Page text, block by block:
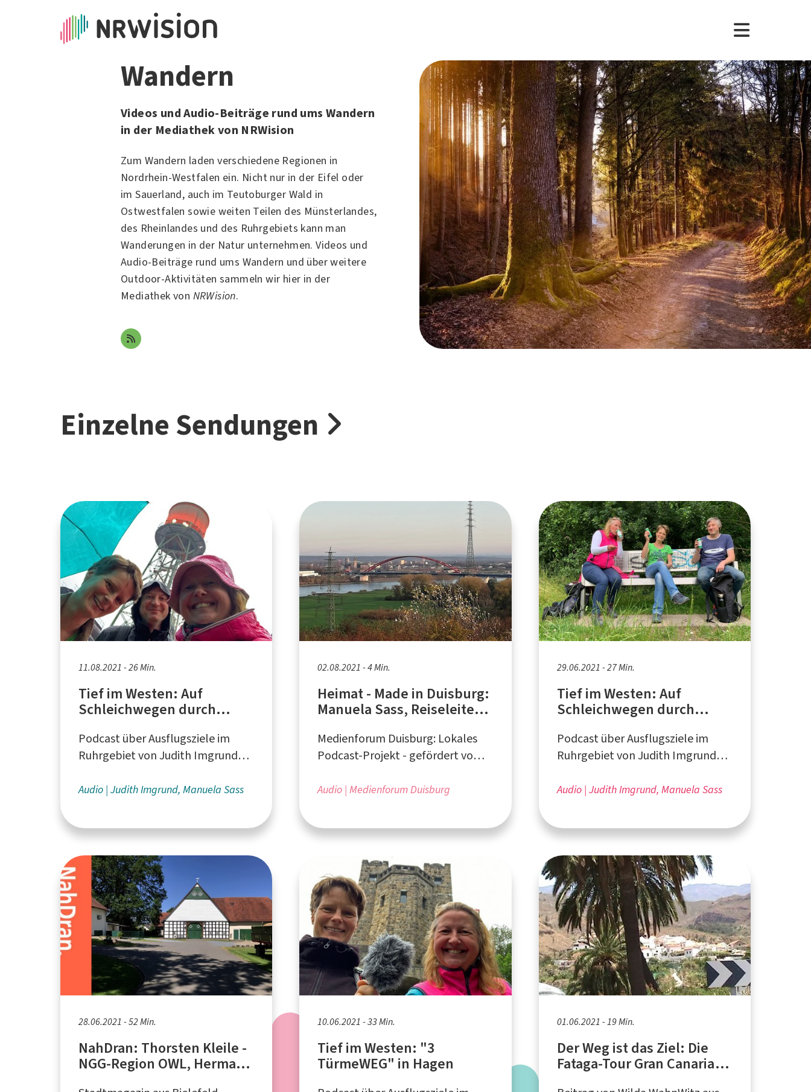
Wandern
Videos und Audio-Beiträge rund ums Wandern
in der Mediathek von NRWision
Zum Wandern laden verschiedene Regionen in
Nordrhein-Westfalen ein. Nicht nur in der Eifel oder
im Sauerland, auch im Teutoburger Wald in
Ostwestfalen sowie weiten Teilen des Münsterlandes,
des Rheinlandes und des Ruhrgebiets kann man
Wanderungen in der Natur unternehmen. Videos und
Audio-Beiträge rund ums Wandern und über weitere
Outdoor-Aktivitäten sammeln wir hier in der
Mediathek von NRWision.
Einzelne Sendungen
11.08.2021 - 26 Min.
Tief im Westen: Auf
Schleichwegen durch
- Teil 2
Podcast über Ausflugsziele im
Ruhrgebiet von Judith Imgrund
Audio Judith Imgrund, Manuela Sass
02.08.2021 - 4 Min.
Heimat - Made in Duisburg:
Manuela Sass, Reiseleiterin
Medienforum Duisburg: Lokales
Podcast-Projekt - gefördert vom
Kommunales, Bau und
Audio Medienforum Duisburg
29.06.2021 - 27 Min.
Tief im Westen: Auf
Schleichwegen durch
- Teil 1
Podcast über Ausflugsziele im
Ruhrgebiet von Judith Imgrund
Audio Judith Imgrund, Manuela Sass
28.06.2021 - 52 Min.
NahDran: Thorsten Kleile -
NGG-Region OWL, Hermann
10.06.2021 - 33 Min.
Tief im Westen: "3
TürmeWEG" in Hagen
01.06.2021 - 19 Min.
Der Weg ist das Ziel: Die
Fataga-Tour Gran Canaria